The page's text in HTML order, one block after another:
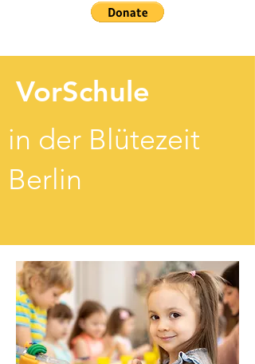
VorSchule
in der Blütezeit
Berlin